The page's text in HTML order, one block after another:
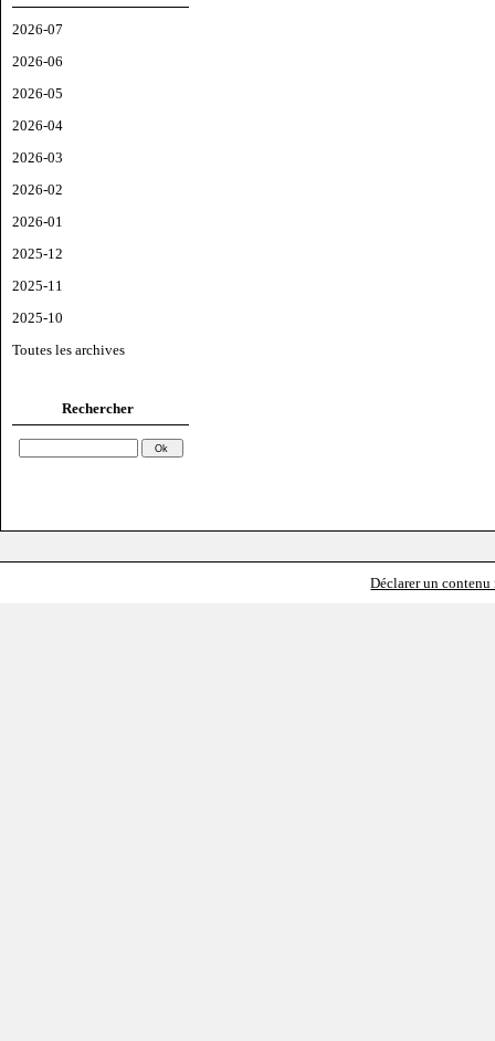
2026-07
2026-06
2026-05
2026-04
2026-03
2026-02
2026-01
2025-12
2025-11
2025-10
Toutes les archives
Rechercher
Déclarer un